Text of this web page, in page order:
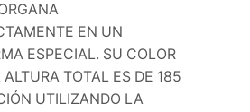
EN UN
ESPECIAL. SU COLOR
TOTAL ES DE 185
UTILIZANDO LA